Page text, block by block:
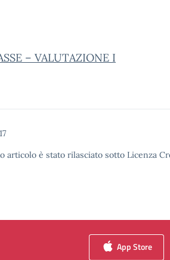
– VALUTAZIONE I
articolo è stato rilasciato sotto Licenza
App Store